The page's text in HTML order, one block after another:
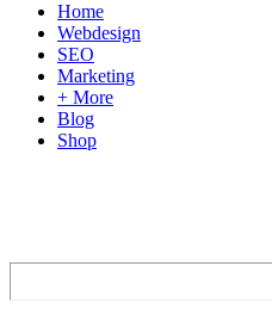
Home
Webdesign
SEO
Marketing
+ More
Blog
Shop